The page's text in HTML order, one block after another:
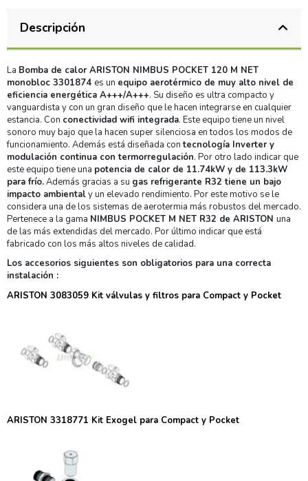
Descripción
La Bomba de calor ARISTON NIMBUS POCKET 120 M NET
monobloc 3301874 es un equipo aerotérmico de muy alto nivel de
eficiencia energética A+++/A+++. Su diseño es ultra compacto y
vanguardista y con un gran diseño que le hacen integrarse en cualquier
estancia. Con conectividad wifi integrada. Este equipo tiene un nivel
sonoro muy bajo que la hacen super silenciosa en todos los modos de
funcionamiento. Además está diseñada contecnología Inverter y
modulación continua con termorregulación. Por otro lado indicar que
este equipo tiene una potencia de calor de 11.74kW y de 113.3kW
para frío.Además gracias a su gas refrigerante R32 tiene un bajo
impacto ambientaly un elevado rendimiento. Por este motivo se le
considera una de los sistemas de aerotermia más robustos del mercado.
Pertenece a la gama NIMBUS POCKET M NET R32 de ARISTON una
de las más extendidas del mercado. Por último indicar que está
fabricado con los más altos niveles de calidad.
Los accesorios siguientes son obligatorios para una correcta
instalación :
ARISTON 3083059 Kit válvulas y filtros para Compact y Pocket
ARISTON 3318771 Kit Exogel para Compact y Pocket